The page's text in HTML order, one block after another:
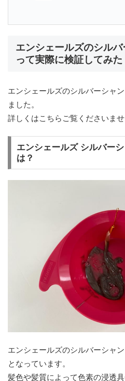
エンシェールズのシル
って実際に検証してみた
エンシェールズのシルバーシャ
ました。
詳しくはこちらご覧くださいませ
エンシェールズ シルバー
は？
エンシェールズのシルバーシャ
となっています。
髪色や髪質によって色素の浸透